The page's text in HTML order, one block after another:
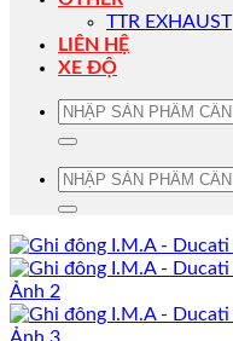
TTR EXHAUST
LIÊN HỆ
XE ĐỘ
Tìm
Tìm